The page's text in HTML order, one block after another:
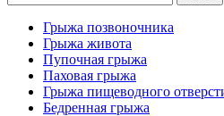
Грыжа позвоночника
Грыжа живота
Пупочная грыжа
Паховая грыжа
Грыжа пищеводного
Бедренная грыжа